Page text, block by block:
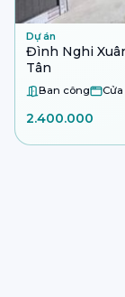
Dự án
Đình Nghi
Tân
Ban công
2.400.000